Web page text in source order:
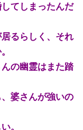
てしまったんだ
るらしく、それ
の幽霊はまた踏
婆さんが強いの
。